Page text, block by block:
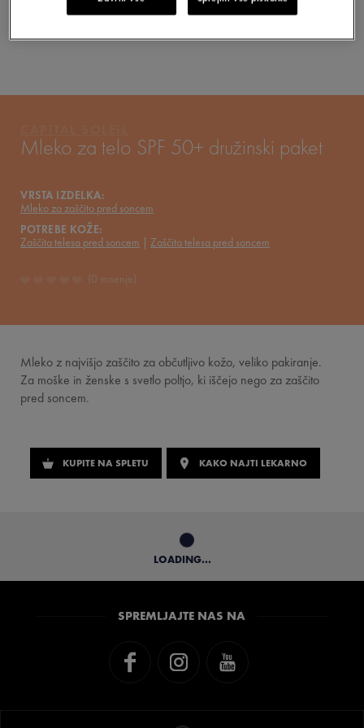
Mleko za telo SPF 50+ družinski paket
VRSTA IZDELKA:
Mleko za zaščito pred soncem
POTREBE KOŽE:
Zaščita telesa pred soncem
Zaščita telesa pred soncem
0 mnenje
Mleko z najvišjo zaščito za občutljivo kožo, veliko pakiranje.
Za moške in ženske s svetlo poltjo, ki iščejo nego za zaščito
pred soncem.
KUPITE NA SPLETU KAKO NAJTI LEKARNO
LOADING...
VICHY MAG
SPREMLJAJTE NAS NA